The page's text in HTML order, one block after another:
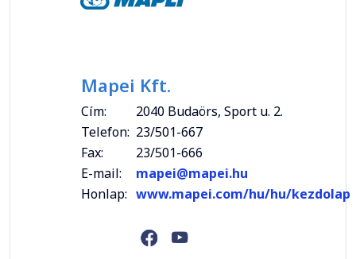
Mapei Kft.
Cím:
2040 Budaörs, Sport u. 2.
Telefon: 23/501-667
Fax:
23/501-666
E-mail:
mapei@mapei.hu
Honlap: www.mapei.com/hu/hu/kezdolap